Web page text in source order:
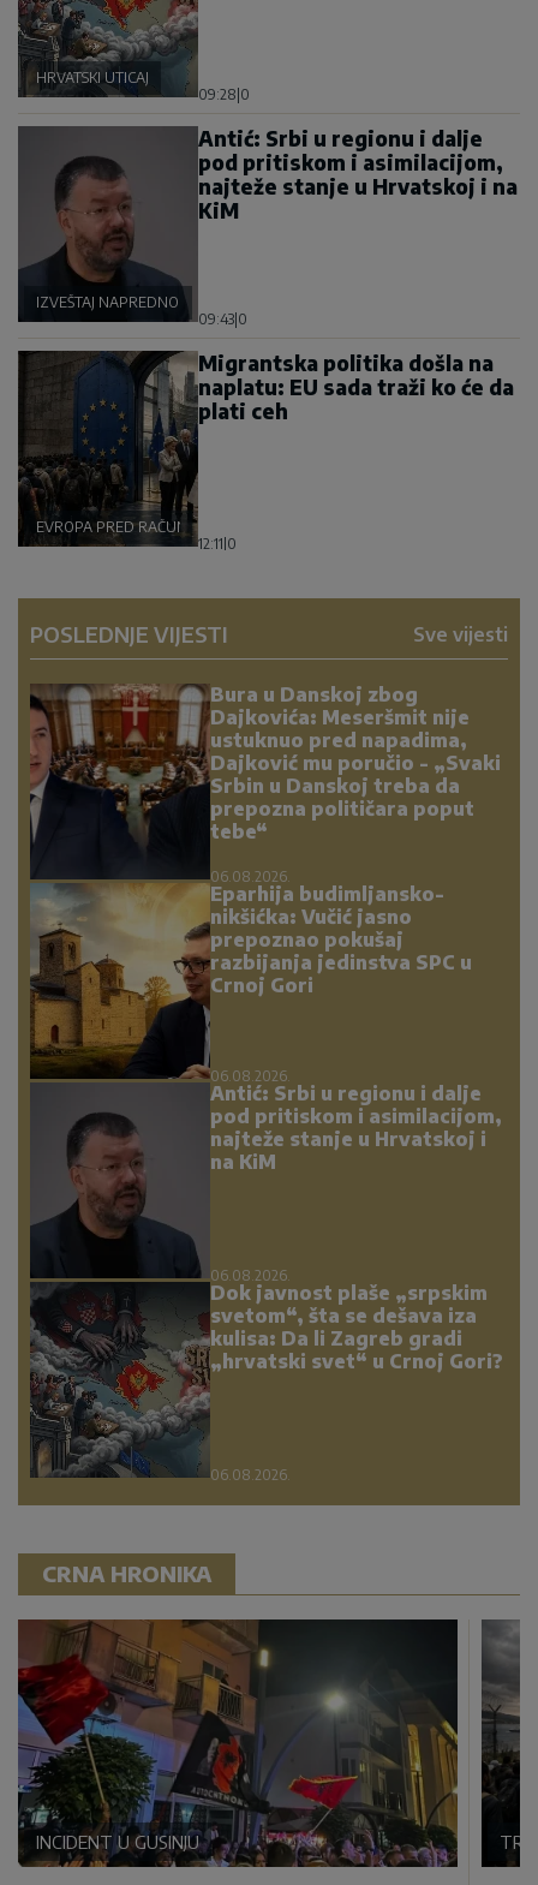
HRVATSKI UTICAJ
09:28 0
IZVEŠTAJ NAPREDNOG KLUBA
Antić: Srbi u regionu i dalje
pod pritiskom i asimilacijom,
najteže stanje u Hrvatskoj i na
KiM
09:43 0
EVROPA PRED RAČUNOM
Migrantska politika došla na
naplatu: EU sada traži ko će da
plati ceh
12:11 0
POSLEDNJE VIJESTI Sve vijesti
Bura u Danskoj zbog
Dajkovića: Meseršmit nije
ustuknuo pred napadima,
Dajković mu poručio - „Svaki
Srbin u Danskoj treba da
prepozna političara poput
tebe“
06.08.2026.
Eparhija budimljansko-
nikšićka: Vučić jasno
prepoznao pokušaj
razbijanja jedinstva SPC u
Crnoj Gori
06.08.2026.
Antić: Srbi u regionu i dalje
pod pritiskom i asimilacijom,
najteže stanje u Hrvatskoj i
na KiM
06.08.2026.
Dok javnost plaše „srpskim
svetom“, šta se dešava iza
kulisa: Da li Zagreb gradi
„hrvatski svet“ u Crnoj Gori?
06.08.2026.
CRNA HRONIKA
INCIDENT U GUSINJU